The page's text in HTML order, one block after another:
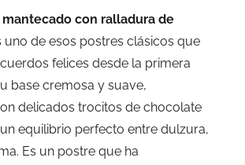
con ralladura de
uno de esos postres clásicos que
felices desde la primera
base cremosa y suave,
delicados trocitos de chocolate
equilibrio perfecto entre dulzura,
Es un postre que ha